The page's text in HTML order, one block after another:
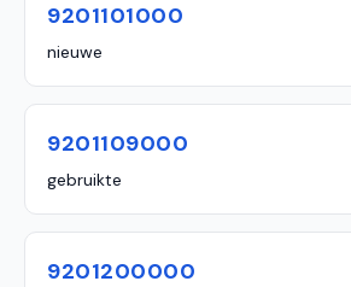
9201101000
nieuwe
9201109000
gebruikte
9201200000